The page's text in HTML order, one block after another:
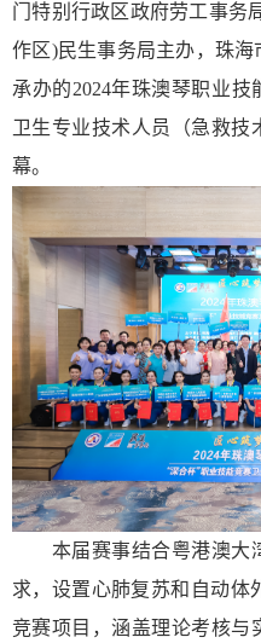
门特别行政区政府劳工事务
作区)民生事务局主办，珠
承办的2024年珠澳琴职业
卫生专业技术人员（急救技
幕。
本届赛事结合粤港澳大
求，设置心肺复苏和自动体
竞赛项目，涵盖理论考核与